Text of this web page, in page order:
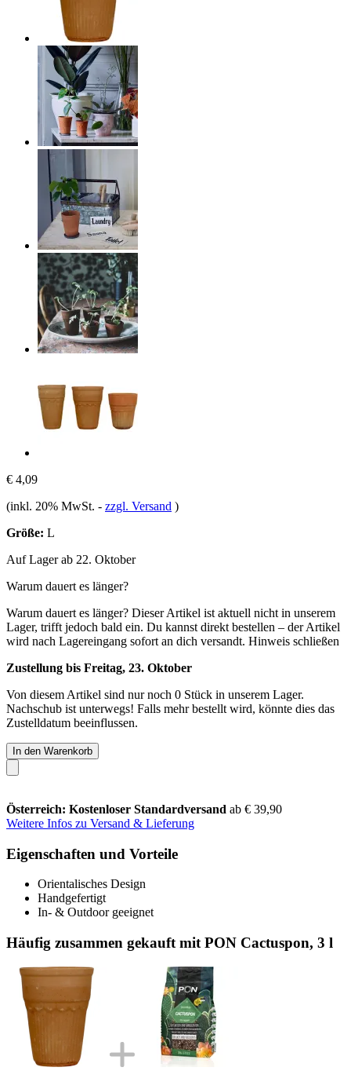
€ 4,09
(inkl. 20% MwSt. - zzgl. Versand )
Größe: L
Auf Lager ab 22. Oktober
Warum dauert es länger?
Warum dauert es länger? Dieser Artikel ist aktuell nicht in unserem
Lager, trifft jedoch bald ein. Du kannst direkt bestellen – der Artikel
wird nach Lagereingang sofort an dich versandt. Hinweis schließen
Zustellung bis Freitag, 23. Oktober
Von diesem Artikel sind nur noch 0 Stück in unserem Lager.
Nachschub ist unterwegs! Falls mehr bestellt wird, könnte dies das
Zustelldatum beeinflussen.
In den Warenkorb
Österreich: Kostenloser Standardversand ab € 39,90
Weitere Infos zu Versand & Lieferung
Eigenschaften und Vorteile
Orientalisches Design
Handgefertigt
In- & Outdoor geeignet
Häufig zusammen gekauft mit PON Cactuspon, 3 l